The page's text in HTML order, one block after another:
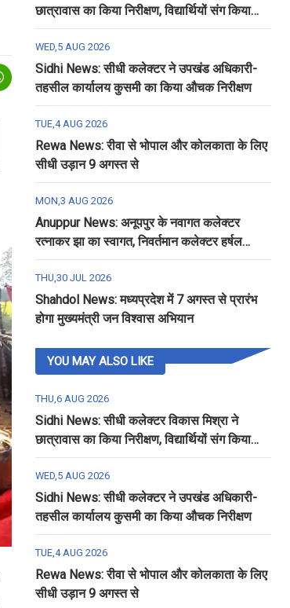
छात्रावास का किया निरीक्षण, विद्यार्थियों संग किया
रात्रि भोजन
WED,5 AUG 2026
Sidhi News: सीधी कलेक्टर ने उपखंड अधिकारी-
तहसील कार्यालय कुसमी का किया औचक निरीक्षण
TUE,4 AUG 2026
Rewa News: रीवा से भोपाल और कोलकाता के लिए
सीधी उड़ान 9 अगस्त से
MON,3 AUG 2026
Anuppur News: अनूपपुर के नवागत कलेक्टर
रत्नाकर झा का स्वागत, निवर्तमान कलेक्टर हर्षल
पंचोली को दी गई विदाई
THU,30 JUL 2026
Shahdol News: मध्यप्रदेश में 7 अगस्त से प्रारंभ
होगा मुख्यमंत्री जन विश्वास अभियान
YOU MAY ALSO LIKE
THU,6 AUG 2026
Sidhi News: सीधी कलेक्टर विकास मिश्रा ने
छात्रावास का किया निरीक्षण, विद्यार्थियों संग किया
रात्रि भोजन
WED,5 AUG 2026
Sidhi News: सीधी कलेक्टर ने उपखंड अधिकारी-
तहसील कार्यालय कुसमी का किया औचक निरीक्षण
TUE,4 AUG 2026
Rewa News: रीवा से भोपाल और कोलकाता के लिए
सीधी उड़ान 9 अगस्त से